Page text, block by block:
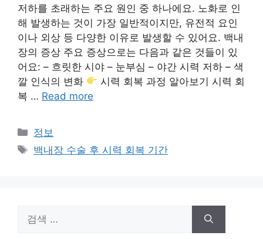
저하를 초래하는 주요 원인 중 하나에요. 노화로 인
해 발생하는 것이 가장 일반적이지만, 유전적 요인
이나 외상 등 다양한 이유로 발생할 수 있어요. 백내
장의 증상 주요 증상으로는 다음과 같은 것들이 있
어요: – 흐릿한 시야 – 눈부심 – 야간 시력 저하 – 색
깔 인식의 변화
시력 회복 과정 알아보기 시력 회
복 … Read more
카
테
고
정보
태
백내장 수술 후 시력 회복 기간
색: